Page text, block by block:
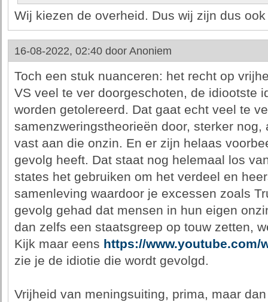
Wij kiezen de overheid. Dus wij zijn dus
16-08-2022, 02:40 door Anoniem
Toch een stuk nuanceren: het recht op
VS veel te ver doorgeschoten, de idiootste
worden getolereerd. Dat gaat echt veel te
samenzweringstheorieën door, sterker
vast aan die onzin. En er zijn helaas
gevolg heeft. Dat staat nog helemaal los
states het gebruiken om het verdeel en
samenleving waardoor je excessen zoals
gevolg gehad dat mensen in hun eigen
dan zelfs een staatsgreep op touw zetten,
Kijk maar eens https://www.youtube.com/
zie je de idiotie die wordt gevolgd.
Vrijheid van meningsuiting, prima, maar